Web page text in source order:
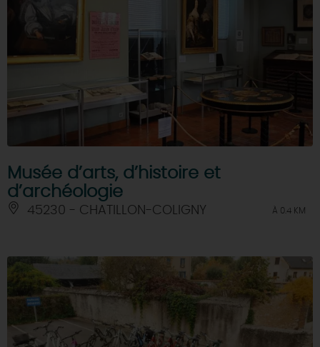
Musée d’arts, d’histoire et
d’archéologie
45230 - CHATILLON-COLIGNY À 0.4 KM